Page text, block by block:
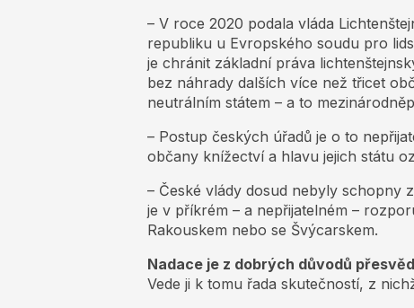
– V roce 2020 podala vláda
republiku u Evropského soudu pro
je chránit základní práva
bez náhrady dalších více než třicet
neutrálním státem – a to
– Postup českých úřadů je o to
občany knížectví a hlavu jejich státu
– České vlády dosud nebyly schopny
je v příkrém – a nepřijatelném –
Rakouskem nebo se Švýcarskem.
Nadace je z dobrých důvodů
Vede ji k tomu řada skutečností, z